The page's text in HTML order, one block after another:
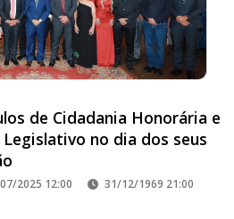
de Cidadania Honorária e
no dia dos seus
2025 12:00
31/12/1969 21:00